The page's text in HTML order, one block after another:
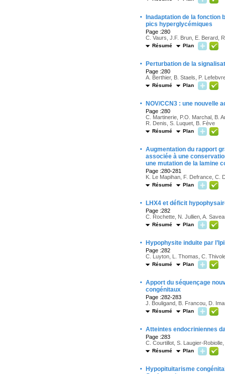
·
Inadaptation de la fonction
pics hyperglycémiques
Page :280
C. Vaurs, J.F. Brun, E. Berard,
Résumé Plan
· Perturbation de la
Page :280
A. Berthier, B. Staels, P.
Résumé Plan
· NOV/CCN3 : une nouvelle
Page :280
C. Martinerie, P.O. Marchal, B.
R. Denis, S. Luquet, B. Fève
Résumé Plan
· Augmentation du rapport
associée à une
une mutation de la lamine
Page :280-281
K. Le Mapihan, F. Defrance, C.
Résumé Plan
· LHX4 et déficit
Page :282
C. Rochette, N. Jullien, A.
Résumé Plan
· Hypophysite induite par
Page :282
C. Luyton, L. Thomas, C.
Résumé Plan
· Apport du séquençage
congénitaux
Page :282-283
J. Bouligand, B. Francou, D.
Résumé Plan
· Atteintes endocriniennes
Page :283
C. Courtillot, S. Laugier-
Résumé Plan
·
Hypopituitarisme